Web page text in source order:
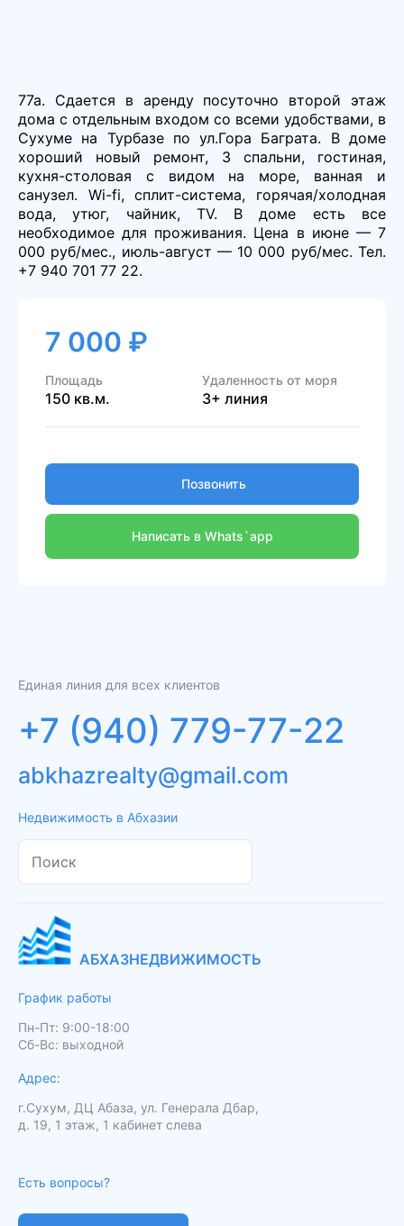
77а. Сдается в аренду посуточно второй этаж
дома с отдельным входом со всеми удобствами, в
Сухуме на Турбазе по ул.Гора Баграта. В доме
хороший новый ремонт, 3 спальни, гостиная,
кухня-столовая с видом на море, ванная и
санузел. Wi-fi, сплит-система, горячая/холодная
вода, утюг, чайник, TV. В доме есть все
необходимое для проживания. Цена в июне — 7
000 руб/мес., июль-август — 10 000 руб/мес. Тел.
+7 940 701 77 22.
7 000 ₽
Площадь
150 кв.м.
Удаленность от моря
3+ линия
Позвонить
Написать в Whats`app
Единая линия для всех клиентов
+7 (940) 779-77-22
Недвижимость в Абхазии
abkhazrealty@gmail.com
АБХАЗНЕДВИЖИМОСТЬ
График работы
Пн-Пт: 9:00-18:00
Сб-Вс: выходной
Адрес:
г.Сухум, ДЦ Абаза, ул. Генерала Дбар,
д. 19, 1 этаж, 1 кабинет слева
Есть вопросы?